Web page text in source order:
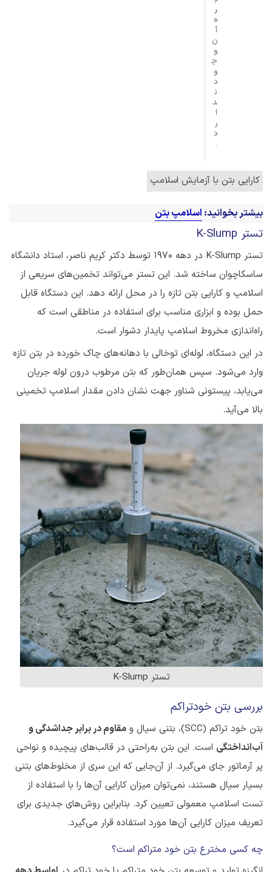
ر
ه
آ
ن
و
ج
و
د
ن
د
ا
ر
د
.
کارایی بتن با آزمایش اسلامپ
بیشتر بخوانید: اسلامپ بتن
تستر K-Slump
تستر K-Slump در دهه 1970 توسط دکتر کریم ناصر، استاد دانشگاه
ساسکاچوان ساخته شد. این تستر می‌تواند تخمین‌های سریعی از
اسلامپ و کارایی بتن تازه را در محل ارائه دهد. این دستگاه قابل
حمل بوده و ابزاری مناسب برای استفاده در مناطقی است که
راه‌اندازی مخروط اسلامپ پایدار دشوار است.
در این دستگاه، لوله‌ای توخالی با دهانه‌های چاک خورده در بتن تازه
وارد می‌شود. سپس همان‌طور که بتن مرطوب درون لوله جریان
می‌یابد، پیستونی شناور جهت نشان دادن مقدار اسلامپ تخمینی
بالا می‌آید.
تستر K-Slump
بررسی بتن خودتراکم
بتن خود تراکم (SCC)، بتنی سیال و
مقاوم در برابر جداشدگی و
آب‌انداختگی است. این بتن به‌راحتی در قالب‌های پیچیده و نواحی
پر آرماتور جای می‌گیرد. از آن‌جایی که این سری از مخلوط‌های بتنی
بسیار سیال هستند، نمی‌توان میزان کارایی آن‌ها را با استفاده از
تست اسلامپ معمولی تعیین کرد. بنابراین روش‌های جدیدی برای
تعریف میزان کارایی آن‌ها مورد استفاده قرار می‌گیرد.
چه کسی مخترع بتن خود متراکم است؟